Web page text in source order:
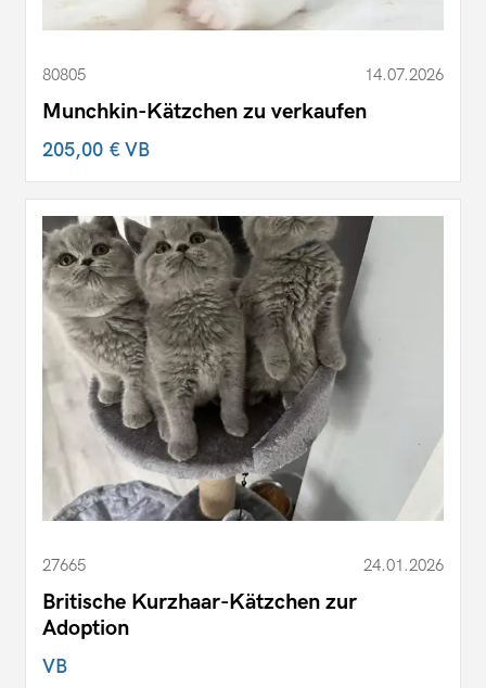
80805 14.07.2026
Munchkin-Kätzchen zu verkaufen
205,00 €VB
27665 24.01.2026
Britische Kurzhaar-Kätzchen zur
Adoption
VB